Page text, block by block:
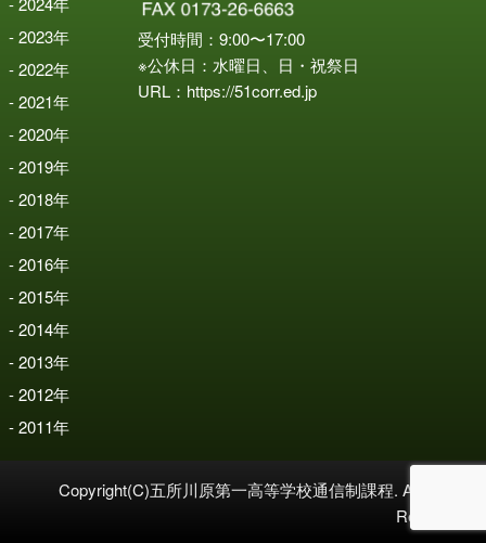
2023年
2022年
2021年
2020年
2019年
2018年
2017年
2016年
2015年
2014年
2013年
2012年
2011年
受付時間：9:00〜17:00
※公休日：水曜日、日・祝祭日
URL： https://51corr.ed.jp
Copyright(C)五所川原第一高等学校通信制課程. All Rights
Reserved.